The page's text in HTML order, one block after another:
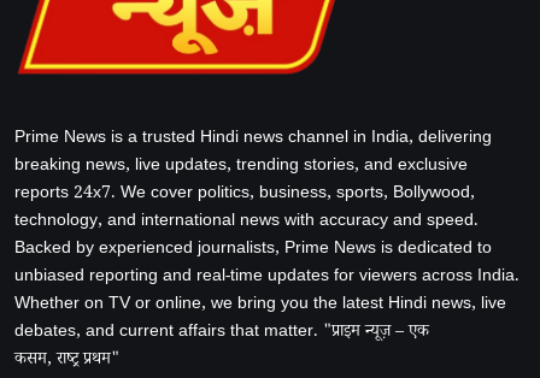
Prime News is a trusted Hindi news channel in India, delivering
breaking news, live updates, trending stories, and exclusive
reports 24x7. We cover politics, business, sports, Bollywood,
technology, and international news with accuracy and speed.
Backed by experienced journalists, Prime News is dedicated to
unbiased reporting and real-time updates for viewers across India.
Whether on TV or online, we bring you the latest Hindi news, live
debates, and current affairs that matter. "प्राइम न्यूज़ – एक
कसम, राष्ट्र प्रथम"